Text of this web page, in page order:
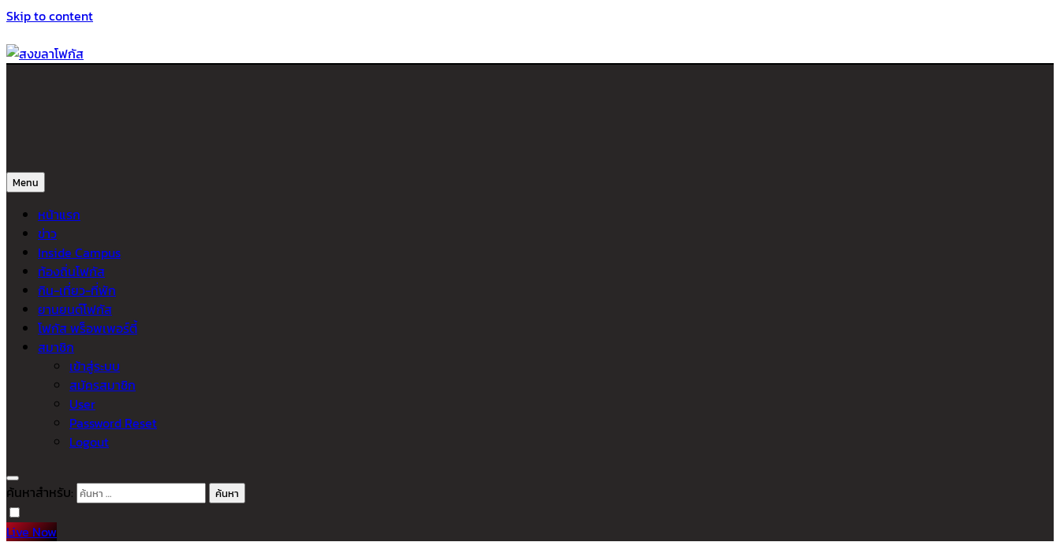
Skip to content
Menu
หน้าแรก
ข่าว
Inside Campus
ท้องถิ่นโฟกัส
กิน-เที่ยว-ที่พัก
ยานยนต์โฟกัส
โฟกัส พร็อพเพอร์ตี้
สมาชิก
เข้าสู่ระบบ
สมัครสมาชิก
User
Password Reset
Logout
ค้นหาสำหรับ:
Live Now